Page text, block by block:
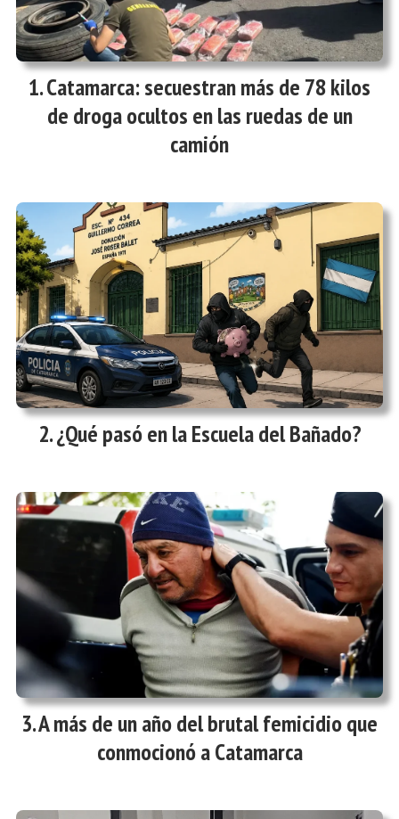
Catamarca: secuestran más de 78 kilos
de droga ocultos en las ruedas de un
camión
¿Qué pasó en la Escuela del Bañado?
A más de un año del brutal femicidio que
conmocionó a Catamarca